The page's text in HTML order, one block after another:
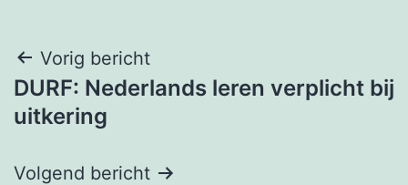
Bericht
navigatie
Vorig bericht
DURF: Nederlands leren verplicht bij
uitkering
Volgend bericht